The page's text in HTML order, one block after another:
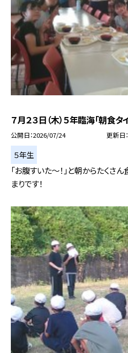
７月２３日（木）５年臨海「朝食タ
公開日 2026/07/24 更新日
５年生
「お腹すいた～！」と朝からたくさ
まりです！